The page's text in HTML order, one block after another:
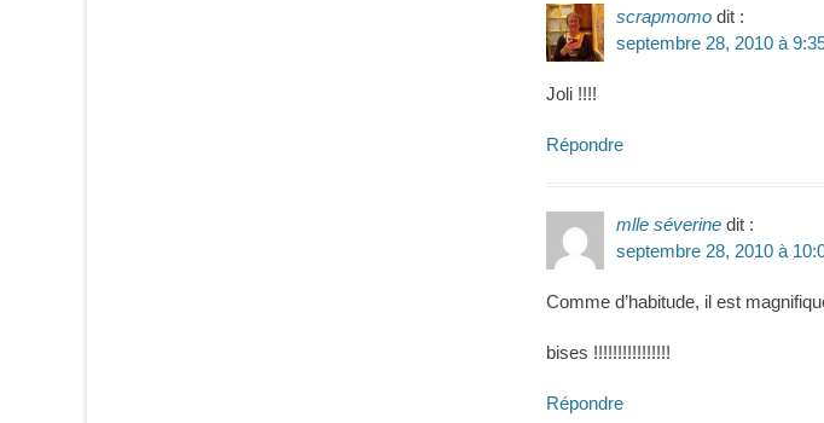
scrapmomo dit :
septembre 28, 2010 à
Joli !!!!
Répondre
mlle séverine dit :
septembre 28, 2010 à
Comme d’habitude, il est
bises !!!!!!!!!!!!!!!!
Répondre